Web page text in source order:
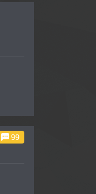
99